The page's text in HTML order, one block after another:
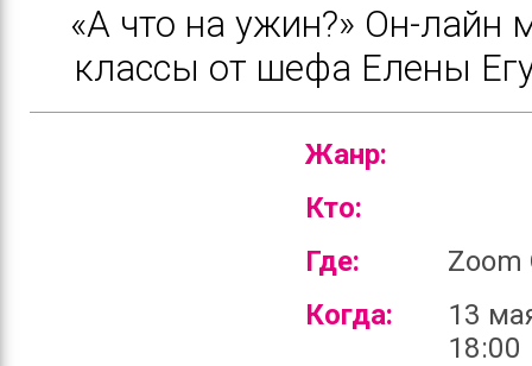
«А что на ужин?» Он-лайн
классы от шефа Елены
Жанр:
Кто:
Где:
Zoom
Когда:
13
18:00